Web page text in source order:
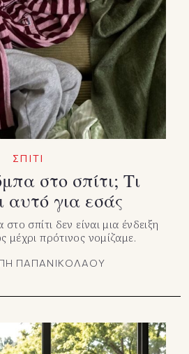
ΣΠΙΤΙ
στο σπίτι; Τι
αυτό για εσάς
σπίτι δεν είναι μια ένδειξη
πρότινος νομίζαμε.
ΠΑΠΑΝΙΚΟΛΑΟΥ